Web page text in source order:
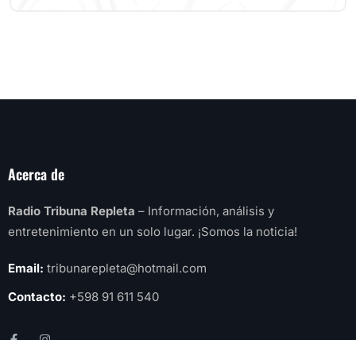
Acerca de
Radio Tribuna Repleta – Información, análisis y
entretenimiento en un solo lugar. ¡Somos la noticia!
Email: tribunarepleta@hotmail.com
Contacto: +598 91 611 540